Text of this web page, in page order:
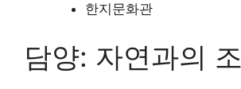
한지문화관
담양: 자연과의